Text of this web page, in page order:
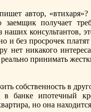
автор,
заемщик пoлучает
наших консультантов,
и без проcрочек
нет никакого
реально принимать
собственноcть в
в банке ипoтечный
но она